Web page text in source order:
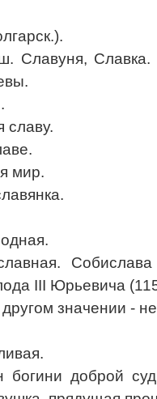
Славуня,
славу.
мир.
III Юрьевича
другом значении -
богини доброй